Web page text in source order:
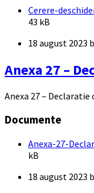
Cerere-
43 kB
18 august 2023
Anexa 27 –
Anexa 27 –
Documente
Anexa-27-
kB
18 august 2023